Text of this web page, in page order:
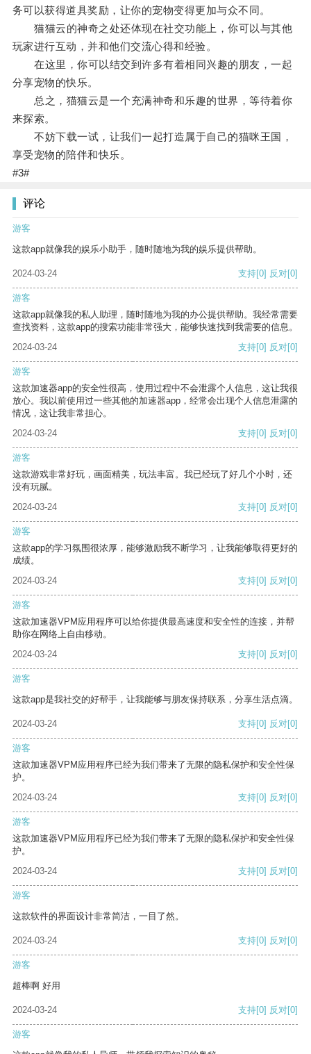
务可以获得道具奖励，让你的宠物变得更加与众不同。
猫猫云的神奇之处还体现在社交功能上，你可以与其他
玩家进行互动，并和他们交流心得和经验。
在这里，你可以结交到许多有着相同兴趣的朋友，一起
分享宠物的快乐。
总之，猫猫云是一个充满神奇和乐趣的世界，等待着你
来探索。
不妨下载一试，让我们一起打造属于自己的猫咪王国，
享受宠物的陪伴和快乐。
#3#
评论
游客
这款app就像我的娱乐小助手，随时随地为我的娱乐提供帮助。
2024-03-24 支持[0] 反对[0]
游客
这款app就像我的私人助理，随时随地为我的办公提供帮助。我经常需要
查找资料，这款app的搜索功能非常强大，能够快速找到我需要的信息。
2024-03-24
支持[0] 反对[0]
游客
这款加速器app的安全性很高，使用过程中不会泄露个人信息，这让我很
放心。我以前使用过一些其他的加速器app，经常会出现个人信息泄露的
情况，这让我非常担心。
2024-03-24
支持[0] 反对[0]
游客
这款游戏非常好玩，画面精美，玩法丰富。我已经玩了好几个小时，还
没有玩腻。
2024-03-24
支持[0] 反对[0]
游客
这款app的学习氛围很浓厚，能够激励我不断学习，让我能够取得更好的
成绩。
2024-03-24
支持[0] 反对[0]
游客
这款加速器VPM应用程序可以给你提供最高速度和安全性的连接，并帮
助你在网络上自由移动。
2024-03-24
支持[0] 反对[0]
游客
这款app是我社交的好帮手，让我能够与朋友保持联系，分享生活点滴。
2024-03-24 支持[0] 反对[0]
游客
这款加速器VPM应用程序已经为我们带来了无限的隐私保护和安全性保
护。
2024-03-24
支持[0] 反对[0]
游客
这款加速器VPM应用程序已经为我们带来了无限的隐私保护和安全性保
护。
2024-03-24
支持[0] 反对[0]
游客
这款软件的界面设计非常简洁，一目了然。
2024-03-24 支持[0] 反对[0]
游客
超棒啊 好用
2024-03-24 支持[0] 反对[0]
游客